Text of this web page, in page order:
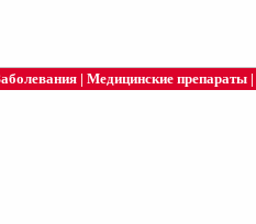
| Медицинские препараты |